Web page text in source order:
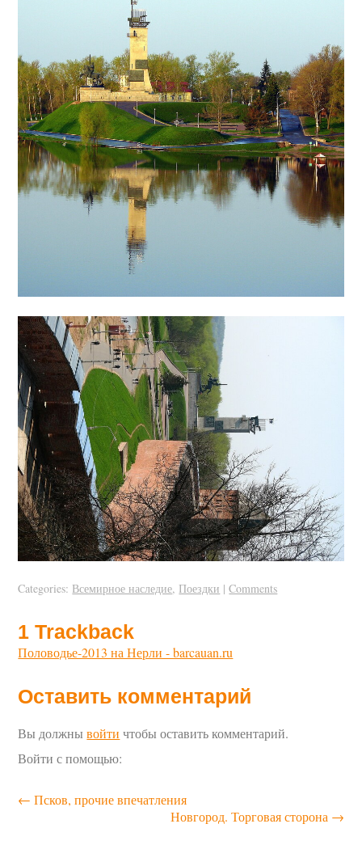
Categories: Всемирное наследие, Поездки | Comments
1 Trackback
Половодье-2013 на Нерли - barcauan.ru
Оставить комментарий
Вы должнывойти чтобы оставить комментарий.
Войти с помощью:
← Псков, прочие впечатления
Новгород. Торговая сторона →